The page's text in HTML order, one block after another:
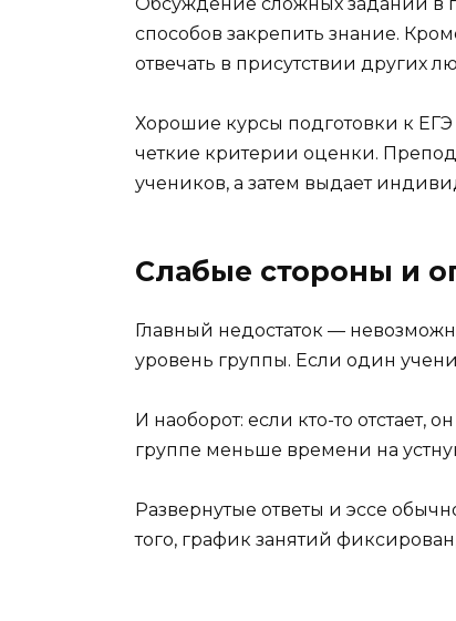
способов закрепить знание.
отвечать в присутствии других
Хорошие курсы подготовки к ЕГЭ
четкие критерии оценки.
учеников, а затем выдает
Слабые стороны и
Главный недостаток —
уровень группы. Если один
И наоборот: если кто-то отстает,
группе меньше времени на
Развернутые ответы и эссе
того, график занятий